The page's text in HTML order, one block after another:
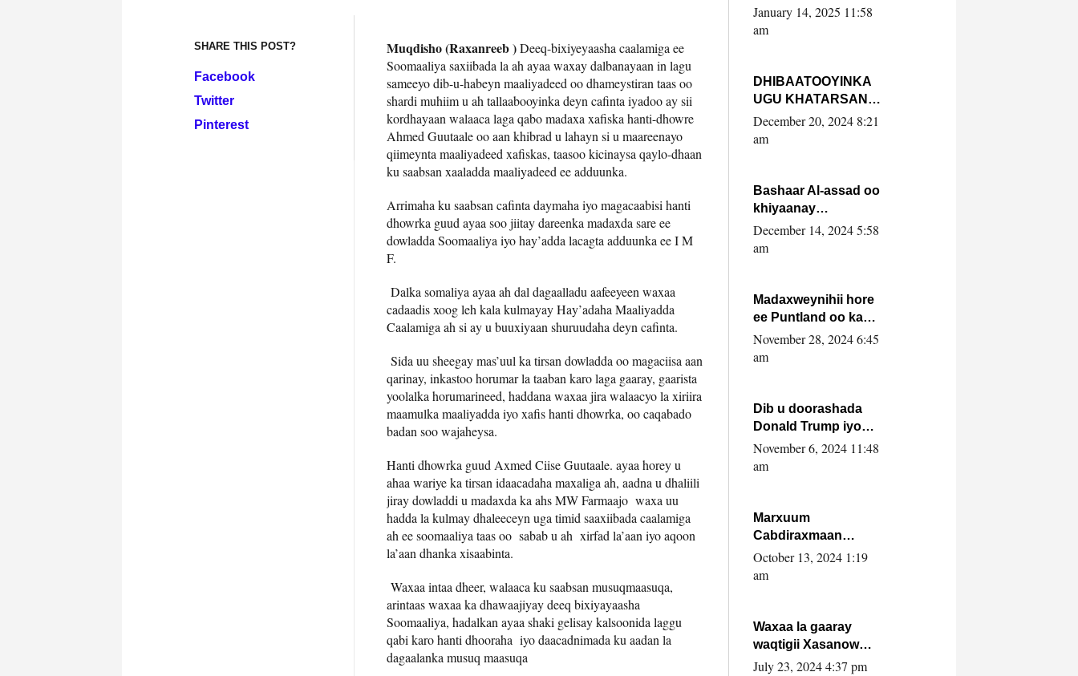
SHARE THIS POST?
Facebook
Twitter
Pinterest
Muqdisho (Raxanreeb )Deeq-bixiyeyaasha caalamiga ee
Soomaaliya saxiibada la ah ayaa waxay dalbanayaan in lagu
sameeyo dib-u-habeyn maaliyadeed oo dhameystiran taas oo
shardi muhiim u ah tallaabooyinka deyn cafinta iyadoo ay sii
kordhayaan walaaca laga qabo madaxa xafiska hanti-dhowre
Ahmed Guutaale oo aan khibrad u lahayn si u maareenayo
qiimeynta maaliyadeed xafiskas, taasoo kicinaysa qaylo-dhaan
ku saabsan xaaladda maaliyadeed ee adduunka.
Arrimaha ku saabsan cafinta daymaha iyo magacaabisi hanti
dhowrka guud ayaa soo jiitay dareenka madaxda sare ee
dowladda Soomaaliya iyo hay’adda lacagta adduunka ee I M
F.
Dalka somaliya ayaa ah dal dagaalladu aafeeyeen waxaa
cadaadis xoog leh kala kulmayay Hay’adaha Maaliyadda
Caalamiga ah si ay u buuxiyaan shuruudaha deyn cafinta.
Sida uu sheegay mas’uul ka tirsan dowladda oo magaciisa aan
qarinay, inkastoo horumar la taaban karo laga gaaray, gaarista
yoolalka horumarineed, haddana waxaa jira walaacyo la xiriira
maamulka maaliyadda iyo xafis hanti dhowrka, oo caqabado
badan soo wajaheysa.
Hanti dhowrka guud Axmed Ciise Guutaale. ayaa horey u
ahaa wariye ka tirsan idaacadaha maxaliga ah, aadna u dhaliili
jiray dowladdi u madaxda ka ahs MW Farmaajo waxa uu
hadda la kulmay dhaleeceyn uga timid saaxiibada caalamiga
ah ee soomaaliya taas oo sabab u ah xirfad la’aan iyo aqoon
la’aan dhanka xisaabinta.
Waxaa intaa dheer, walaaca ku saabsan musuqmaasuqa,
arintaas waxaa ka dhawaajiyay deeq bixiyayaasha
Soomaaliya, hadalkan ayaa shaki gelisay kalsoonida laggu
qabi karo hanti dhooraha iyo daacadnimada ku aadan la
dagaalanka musuq maasuqa
Muqdisho”
January 14, 2025 11:58
am
DHIBAATOOYINKA
UGU KHATARSAN
EE XASAN DAL
DULEEYE IYO
FARMAAJO BAL ISU
DHAGEYSTA?
December 20, 2024 8:21
am
Bashaar Al-assad oo
khiyaanay
lataliyeyaashiisa
ammniga militariga,
xafiiskiisa
December 14, 2024 5:58
am
Madaxweynihii hore
ee Puntland oo ka
dowladda federaalka
iyo Jubbaland in uu
November 28, 2024 6:45
am
Dib u doorashada
Donald Trump iyo
siday u saameyn
karto Soomaaliya
November 6, 2024 11:48
am
Marxuum
Cabdiraxmaan
Cabdulle Cismaan –
Shuuke“Nin culus
la buuxin Karin”.
October 13, 2024 1:19
am
Waxaa la gaaray
waqtigii Xasanow
Villa Somalia ka soo
July 23, 2024 4:37 pm